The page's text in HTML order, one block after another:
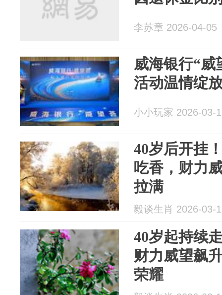
李苏章 2026-04-05
威海银行“威
活动温情绽
小小玩家 2026-03-
40岁后开挂
吃香，财力
拉满
毅谈生肖 2026-03-
40岁起持续
财力威望飙
荣耀